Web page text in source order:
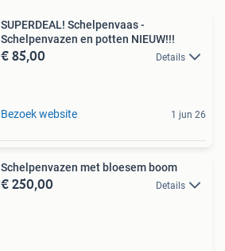
SUPERDEAL! Schelpenvaas -
Schelpenvazen en potten NIEUW!!!
€ 85,00 Details
Bezoek website 1 jun 26
Schelpenvazen met bloesem boom
€ 250,00 Details